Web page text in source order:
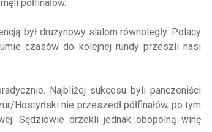
półfinałów.
był drużynowy slalom równoległy. Polacy
czasów do kolejnej rundy przeszli nasi
Najbliżej sukcesu byli panczeniści
Hostyński nie przeszedł półfinałów, po tym
Sędziowie orzekli jednak obopólną winę